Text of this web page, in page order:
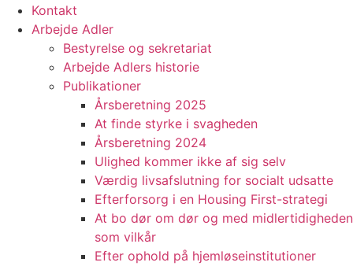
Kontakt
Arbejde Adler
Bestyrelse og sekretariat
Arbejde Adlers historie
Publikationer
Årsberetning 2025
At finde styrke i svagheden
Årsberetning 2024
Ulighed kommer ikke af sig selv
Værdig livsafslutning for socialt udsatte
Efterforsorg i en Housing First-strategi
At bo dør om dør og med midlertidigheden
som vilkår
Efter ophold på hjemløseinstitutioner